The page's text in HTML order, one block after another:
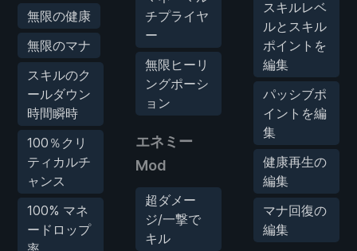
無限の健康
無限のマナ
スキルのク
ールダウン
時間瞬時
100％クリ
ティカルチ
ャンス
100% マネ
ードロップ
チプライヤ
ー
無限ヒーリ
ングポーシ
ョン
エネミー
Mod
超ダメー
ジ/一撃で
キル
スキルレベ
ルとスキル
ポイントを
編集
パッシブポ
イントを編
集
健康再生の
編集
マナ回復の
編集